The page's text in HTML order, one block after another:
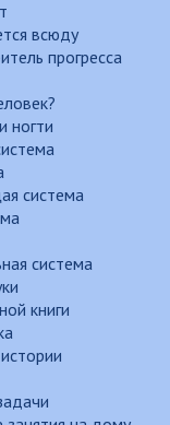
всюду
прогресса
ногти
система
система
книги